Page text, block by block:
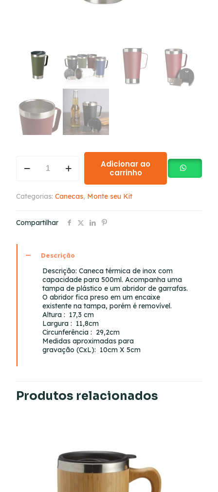
Adicionar ao
carrinho
Categorias: Canecas, Monte seu Kit
Compartilhar
Descrição
Descrição:Caneca térmica de inox com
capacidade para 500ml. Acompanha uma
tampa de plástico e um abridor de garrafas.
O abridor fica preso em um encaixe
existente na tampa, porém é removível.
Altura : 17,3 cm
Largura : 11,8cm
Circunferência : 29,2cm
Medidas aproximadas para
gravação (CxL): 10cm X 5cm
Produtos relacionados